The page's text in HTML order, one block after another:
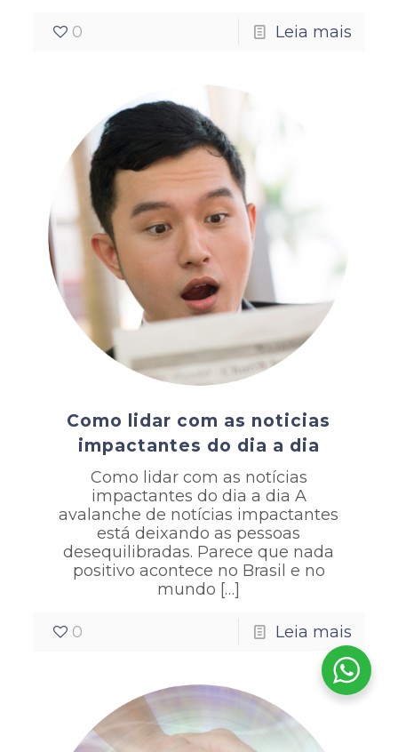
0 Leia mais
Como lidar com as noticias
impactantes do dia a dia
Como lidar com as notícias
impactantes do dia a dia A
avalanche de notícias impactantes
está deixando as pessoas
desequilibradas. Parece que nada
positivo acontece no Brasil e no
mundo […]
0 Leia mais